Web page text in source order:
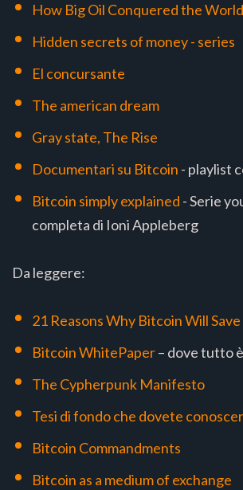
How Big Oil Conquered the World
Hidden secrets of money - series
El concursante
The american dream
Gray state, The Rise
Documentari su Bitcoin - playlist
Bitcoin simply explained - Serie
completa di Ioni Appleberg
Da leggere:
21 Reasons Why Bitcoin Will
Bitcoin WhitePaper– dove tutto
The Cypherpunk Manifesto
Tesi di fondo che dovete
Bitcoin Commandments
Bitcoin as a medium of exchange